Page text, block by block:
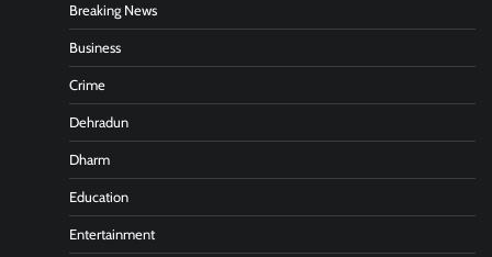
Breaking News
Business
Crime
Dehradun
Dharm
Education
Entertainment